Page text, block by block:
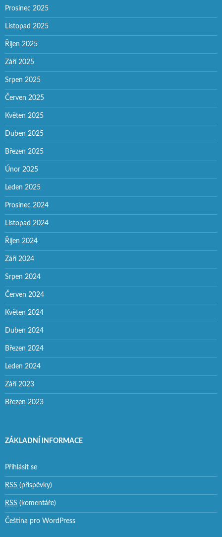
Prosinec 2025
Listopad 2025
Říjen 2025
Září 2025
Srpen 2025
Červen 2025
Květen 2025
Duben 2025
Březen 2025
Únor 2025
Leden 2025
Prosinec 2024
Listopad 2024
Říjen 2024
Září 2024
Srpen 2024
Červen 2024
Květen 2024
Duben 2024
Březen 2024
Leden 2024
Září 2023
Březen 2023
ZÁKLADNÍ INFORMACE
Přihlásit se
RSS (příspěvky)
RSS (komentáře)
Čeština pro WordPress